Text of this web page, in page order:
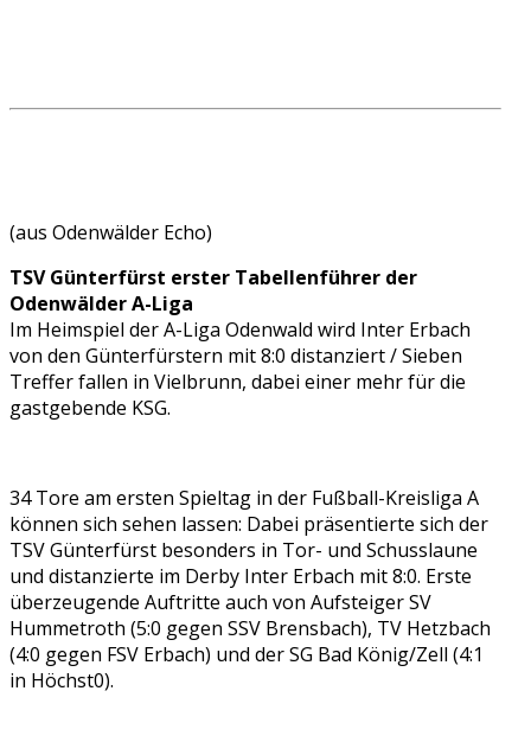
(aus Odenwälder Echo)
TSV Günterfürst erster Tabellenführer der
Odenwälder A-Liga
Im Heimspiel der A-Liga Odenwald wird Inter Erbach
von den Günterfürstern mit 8:0 distanziert / Sieben
Treffer fallen in Vielbrunn, dabei einer mehr für die
gastgebende KSG.
34 Tore am ersten Spieltag in der Fußball-Kreisliga A
können sich sehen lassen: Dabei präsentierte sich der
TSV Günterfürst besonders in Tor- und Schusslaune
und distanzierte im Derby Inter Erbach mit 8:0. Erste
überzeugende Auftritte auch von Aufsteiger SV
Hummetroth (5:0 gegen SSV Brensbach), TV Hetzbach
(4:0 gegen FSV Erbach) und der SG Bad König/Zell (4:1
in Höchst0).